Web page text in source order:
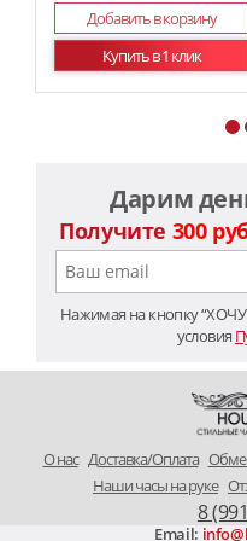
Добавить в корзину
Купить в 1 клик
Дарим
Получите 300
Нажимая на кнопку
условия
O нас Доставка/Оплата
Наши часы на руке
8
Email: